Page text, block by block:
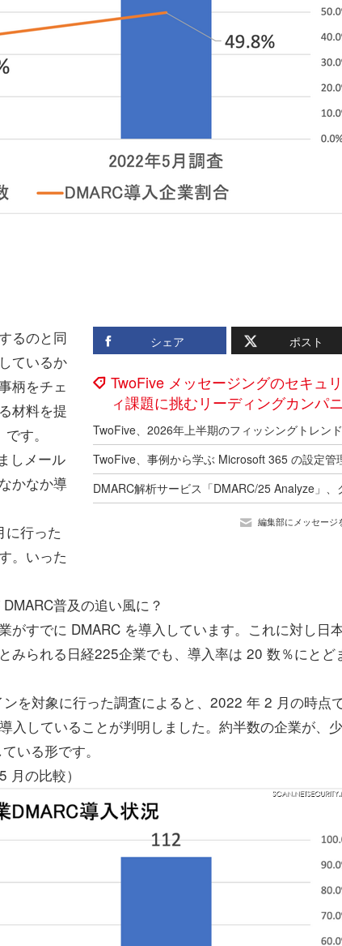
シェア ポスト
TwoFive メッセージングのセキュ
ィ課題に挑むリーディングカンパ
編集部にメッセージ
るのと同
ているか
柄をチェ
材料を提
す。
しメール
かなか導
行った
。いった
普及の追い風に？
すでに DMARC を導入しています。これに対し日
みられる日経225企業でも、導入率は 20 数％にとど
を対象に行った調査によると、2022 年 2 月の時点
していることが判明しました。約半数の企業が、
いる形です。
の比較）